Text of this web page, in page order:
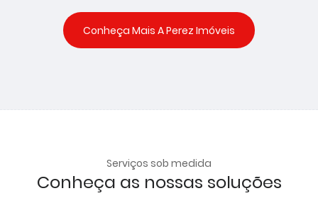
Conheça Mais A Perez Imóveis
Serviços sob medida
Conheça as nossas soluções